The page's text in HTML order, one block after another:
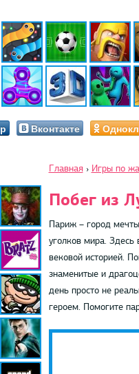
Вконтакте
Главная › Игры по
Побег из
Париж – город
уголков мира.
вековой историей.
знаменитые и
день просто не
героем. Помогите